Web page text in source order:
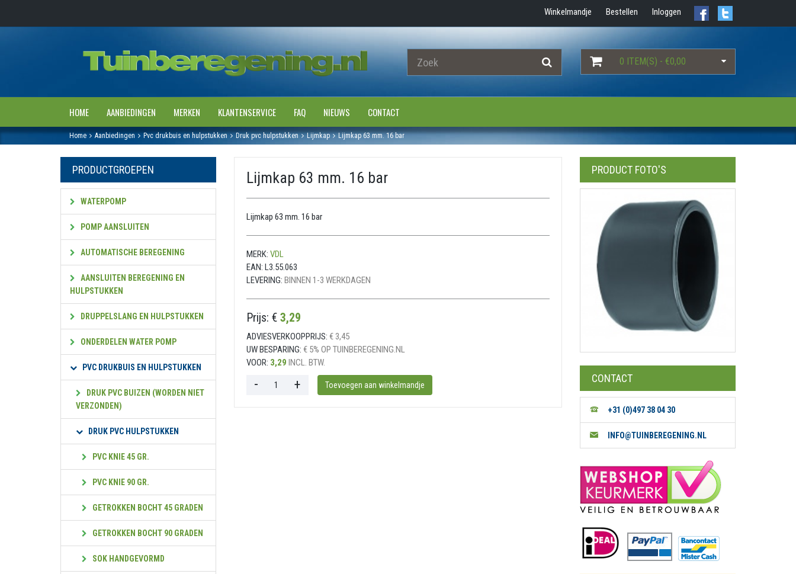
Winkelmandje Bestellen Inloggen
0 ITEM(S) - €0,00
HOME AANBIEDINGEN MERKEN KLANTENSERVICE FAQ NIEUWS CONTACT
Home Aanbiedingen Pvc drukbuis en hulpstukken Druk pvc hulpstukken Lijmkap Lijmkap 63 mm. 16 bar
PRODUCTGROEPEN
WATERPOMP
POMP AANSLUITEN
AUTOMATISCHE BEREGENING
AANSLUITEN BEREGENING EN
HULPSTUKKEN
DRUPPELSLANG EN HULPSTUKKEN
ONDERDELEN WATER POMP
PVC DRUKBUIS EN HULPSTUKKEN
DRUK PVC BUIZEN (WORDEN NIET
VERZONDEN)
DRUK PVC HULPSTUKKEN
PVC KNIE 45 GR.
PVC KNIE 90 GR.
GETROKKEN BOCHT 45 GRADEN
GETROKKEN BOCHT 90 GRADEN
SOK HANDGEVORMD
Lijmkap 63 mm. 16 bar
Lijmkap 63 mm. 16 bar
MERK: VDL
EAN: L3.55.063
LEVERING: BINNEN 1-3 WERKDAGEN
Prijs: € 3,29
ADVIESVERKOOPPRIJS: € 3,45
UW BESPARING: € 5% OP TUINBEREGENING.NL
VOOR: 3,29 INCL. BTW.
PRODUCT FOTO'S
CONTACT
+31 (0)497 38 04 30
INFO@TUINBEREGENING.NL